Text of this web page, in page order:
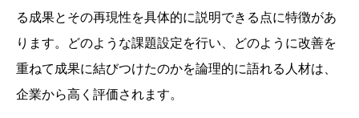
る成果とその再現性を具体的に説明できる点に特徴があ
ります。どのような課題設定を行い、どのように改善を
重ねて成果に結びつけたのかを論理的に語れる人材は、
企業から高く評価されます。